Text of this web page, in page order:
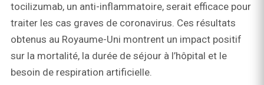
tocilizumab, un anti-inflammatoire, serait efficace pour
traiter les cas graves de coronavirus. Ces résultats
obtenus au Royaume-Uni montrent un impact positif
sur la mortalité, la durée de séjour à l’hôpital et le
besoin de respiration artificielle.